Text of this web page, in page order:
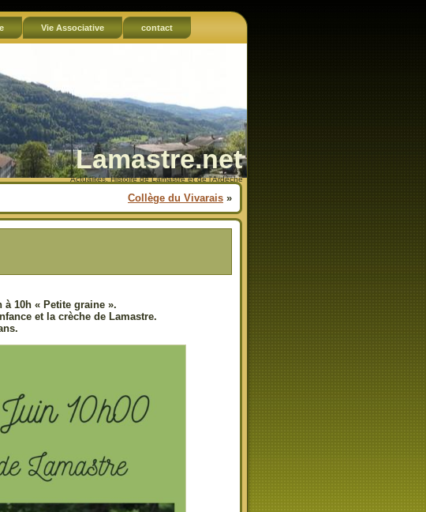
Vie Associative contact
Lamastre.net
Actualités, Histoire de Lamastre et de l'Ardèche
Collège du Vivarais »
à 10h « Petite graine ».
et la crèche de Lamastre.